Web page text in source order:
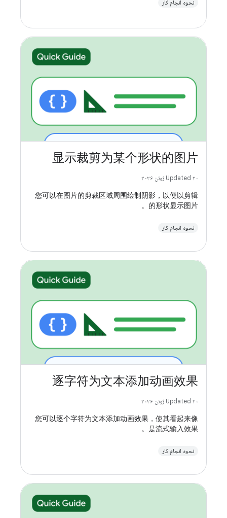
نحوه انجام کار
显示裁剪为某个形状的图片
Updated ۲۰ ژوئن ۲۰۲۶
您可以在图片的剪裁区域周围绘制阴影，以便以剪辑
的形状显示图片。
نحوه انجام کار
逐字符为文本添加动画效果
Updated ۲۰ ژوئن ۲۰۲۶
您可以逐个字符为文本添加动画效果，使其看起来像
是流式输入效果。
نحوه انجام کار